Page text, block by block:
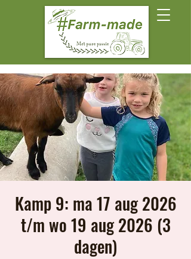
Kamp 9: ma 17 aug 2026
t/m wo 19 aug 2026 (3
dagen)